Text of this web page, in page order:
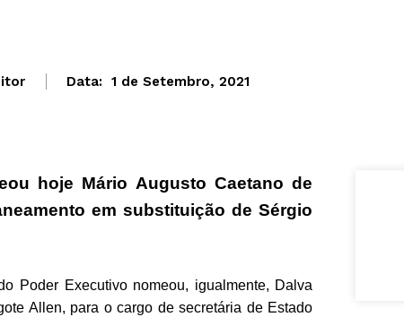
Data: 1 de Setembro, 2021
hoje Mário Augusto Caetano de
em substituição de Sérgio
Poder Executivo nomeou, igualmente, Dalva
Allen, para o cargo de secretária de Estado